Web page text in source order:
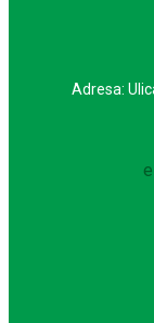
Adresa: